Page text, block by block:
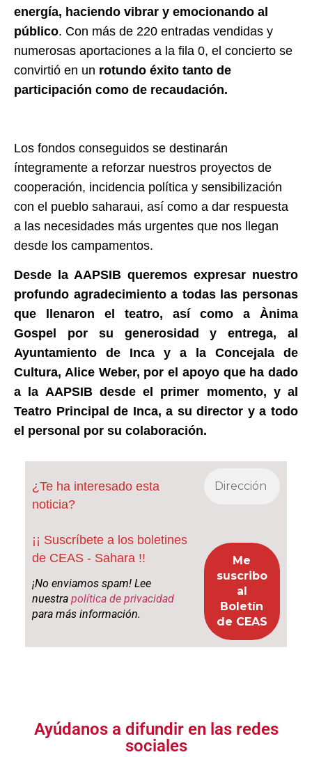
energía, haciendo vibrar y emocionando al
público. Con más de 220 entradas vendidas y
numerosas aportaciones a la fila 0, el concierto se
convirtió en un rotundo éxito tanto de
participación como de recaudación.
Los fondos conseguidos se destinarán
íntegramente a reforzar nuestros proyectos de
cooperación, incidencia política y sensibilización
con el pueblo saharaui, así como a dar respuesta
a las necesidades más urgentes que nos llegan
desde los campamentos.
Desde la AAPSIB queremos expresar nuestro
profundo agradecimiento a todas las personas
que llenaron el teatro, así como a Ànima
Gospel por su generosidad y entrega, al
Ayuntamiento de Inca y a la Concejala de
Cultura, Alice Weber, por el apoyo que ha dado
a la AAPSIB desde el primer momento, y al
Teatro Principal de Inca, a su director y a todo
el personal por su colaboración.
¿Te ha interesado esta
noticia?
¡¡ Suscríbete a los boletines
de CEAS - Sahara !!
¡No enviamos spam! Lee
nuestra política de privacidad
para más información.
Ayúdanos a difundir en las redes
sociales